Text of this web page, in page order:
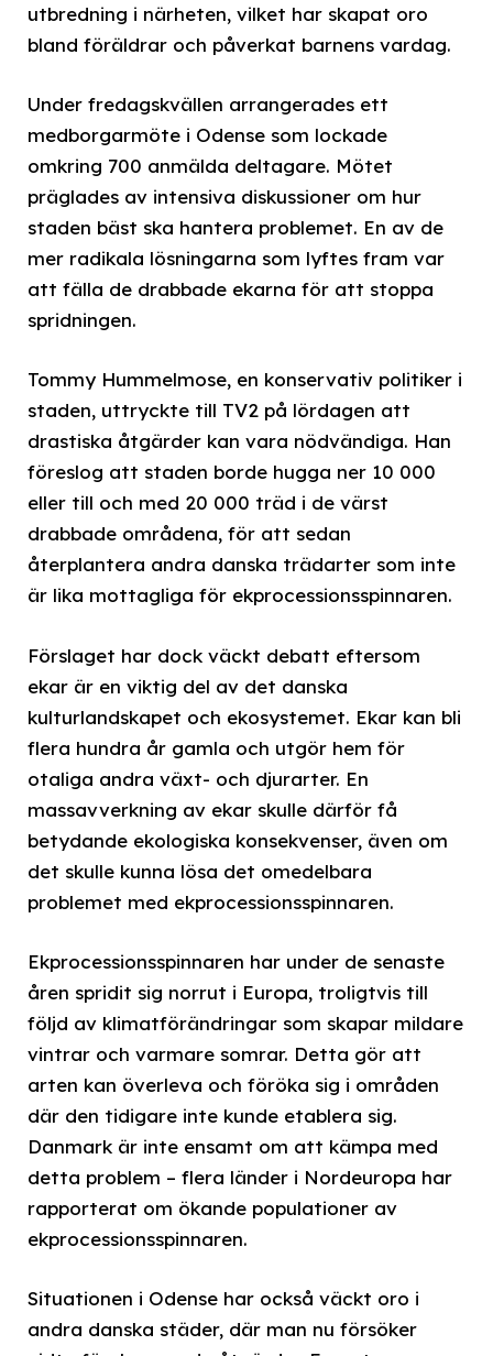
utbredning i närheten, vilket har skapat oro
bland föräldrar och påverkat barnens vardag.
Under fredagskvällen arrangerades ett
medborgarmöte i Odense som lockade
omkring 700 anmälda deltagare. Mötet
präglades av intensiva diskussioner om hur
staden bäst ska hantera problemet. En av de
mer radikala lösningarna som lyftes fram var
att fälla de drabbade ekarna för att stoppa
spridningen.
Tommy Hummelmose, en konservativ politiker i
staden, uttryckte till TV2 på lördagen att
drastiska åtgärder kan vara nödvändiga. Han
föreslog att staden borde hugga ner 10 000
eller till och med 20 000 träd i de värst
drabbade områdena, för att sedan
återplantera andra danska trädarter som inte
är lika mottagliga för ekprocessionsspinnaren.
Förslaget har dock väckt debatt eftersom
ekar är en viktig del av det danska
kulturlandskapet och ekosystemet. Ekar kan bli
flera hundra år gamla och utgör hem för
otaliga andra växt- och djurarter. En
massavverkning av ekar skulle därför få
betydande ekologiska konsekvenser, även om
det skulle kunna lösa det omedelbara
problemet med ekprocessionsspinnaren.
Ekprocessionsspinnaren har under de senaste
åren spridit sig norrut i Europa, troligtvis till
följd av klimatförändringar som skapar mildare
vintrar och varmare somrar. Detta gör att
arten kan överleva och föröka sig i områden
där den tidigare inte kunde etablera sig.
Danmark är inte ensamt om att kämpa med
detta problem – flera länder i Nordeuropa har
rapporterat om ökande populationer av
ekprocessionsspinnaren.
Situationen i Odense har också väckt oro i
andra danska städer, där man nu försöker